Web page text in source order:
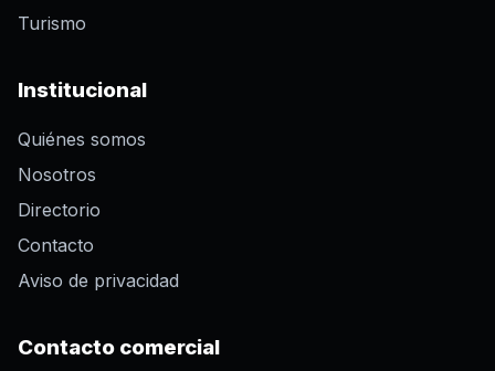
Turismo
Institucional
Quiénes somos
Nosotros
Directorio
Contacto
Aviso de privacidad
Contacto comercial